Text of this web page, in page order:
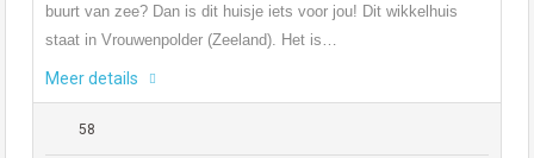
buurt van zee? Dan is dit huisje iets voor jou! Dit wikkelhuis
staat in Vrouwenpolder (Zeeland). Het is…
Meer details
58